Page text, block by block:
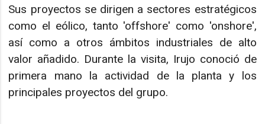
Sus proyectos se dirigen a sectores estratégicos
como el eólico, tanto 'offshore' como 'onshore',
así como a otros ámbitos industriales de alto
valor añadido. Durante la visita, Irujo conoció de
primera mano la actividad de la planta y los
principales proyectos del grupo.